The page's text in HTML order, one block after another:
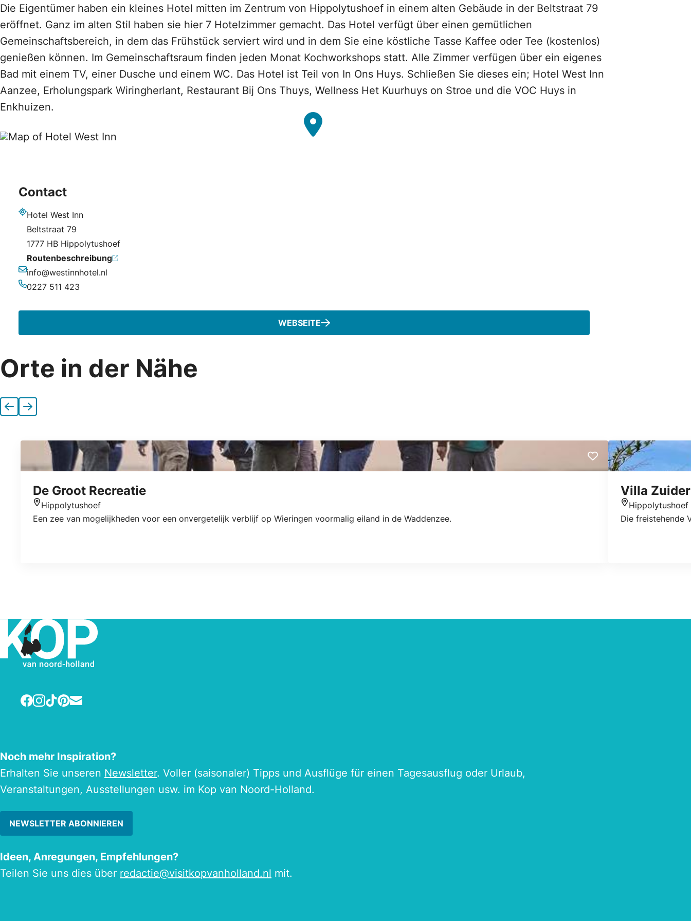
Die Eigentümer haben ein kleines Hotel mitten im Zentrum von Hippolytushoef in einem alten Gebäude in der Beltstraat 79
eröffnet. Ganz im alten Stil haben sie hier 7 Hotelzimmer gemacht. Das Hotel verfügt über einen gemütlichen
Gemeinschaftsbereich, in dem das Frühstück serviert wird und in dem Sie eine köstliche Tasse Kaffee oder Tee (kostenlos)
genießen können. Im Gemeinschaftsraum finden jeden Monat Kochworkshops statt. Alle Zimmer verfügen über ein eigenes
Bad mit einem TV, einer Dusche und einem WC. Das Hotel ist Teil von In Ons Huys. Schließen Sie dieses ein; Hotel West Inn
Aanzee, Erholungspark Wiringherlant, Restaurant Bij Ons Thuys, Wellness Het Kuurhuys on Stroe und die VOC Huys in
Enkhuizen.
Contact
Hotel West Inn
Beltstraat 79
1777 HB Hippolytushoef
Routenbeschreibung
E-Mail-Adresse
info@westinnhotel.nl
0227 511 423
WEBSEITE
Orte in der Nähe
Vorherige
Nächste
De Groot Recreatie
Standort
Hippolytushoef
Een zee van mogelijkheden voor een onvergetelijk verblijf op Wieringen voormalig eiland in de Waddenzee.
Villa
Standort
Hippolytushoef
Die freistehende
Facebook
Instagram
TikTok
Pinterest
E-mail
Noch mehr Inspiration?
Erhalten Sie unseren Newsletter. Voller (saisonaler) Tipps und Ausflüge für einen Tagesausflug oder Urlaub,
Veranstaltungen, Ausstellungen usw. im Kop van Noord-Holland.
NEWSLETTER ABONNIEREN
Ideen, Anregungen, Empfehlungen?
Teilen Sie uns dies über redactie@visitkopvanholland.nl mit.